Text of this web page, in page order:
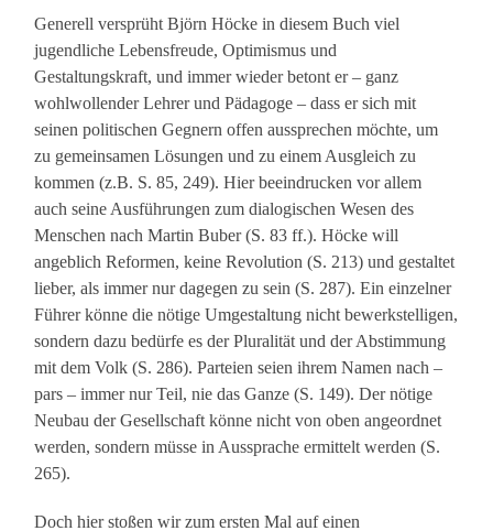
Generell versprüht Björn Höcke in diesem Buch viel
jugendliche Lebensfreude, Optimismus und
Gestaltungskraft, und immer wieder betont er – ganz
wohlwollender Lehrer und Pädagoge – dass er sich mit
seinen politischen Gegnern offen aussprechen möchte, um
zu gemeinsamen Lösungen und zu einem Ausgleich zu
kommen (z.B. S. 85, 249). Hier beeindrucken vor allem
auch seine Ausführungen zum dialogischen Wesen des
Menschen nach Martin Buber (S. 83 ff.). Höcke will
angeblich Reformen, keine Revolution (S. 213) und gestaltet
lieber, als immer nur dagegen zu sein (S. 287). Ein einzelner
Führer könne die nötige Umgestaltung nicht bewerkstelligen,
sondern dazu bedürfe es der Pluralität und der Abstimmung
mit dem Volk (S. 286). Parteien seien ihrem Namen nach –
pars – immer nur Teil, nie das Ganze (S. 149). Der nötige
Neubau der Gesellschaft könne nicht von oben angeordnet
werden, sondern müsse in Aussprache ermittelt werden (S.
265).
Doch hier stoßen wir zum ersten Mal auf einen